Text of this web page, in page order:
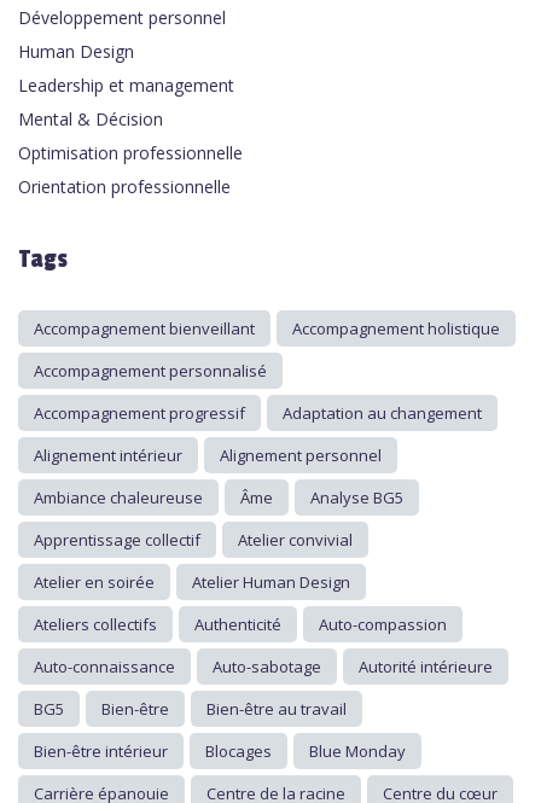
Développement personnel
Human Design
Leadership et management
Mental & Décision
Optimisation professionnelle
Orientation professionnelle
Tags
Accompagnement bienveillant
Accompagnement holistique
Accompagnement personnalisé
Accompagnement progressif
Adaptation au changement
Alignement intérieur
Alignement personnel
Ambiance chaleureuse
Âme
Analyse BG5
Apprentissage collectif
Atelier convivial
Atelier en soirée
Atelier Human Design
Ateliers collectifs
Authenticité
Auto-compassion
Auto-connaissance
Auto-sabotage
Autorité intérieure
BG5
Bien-être
Bien-être au travail
Bien-être intérieur
Blocages
Blue Monday
Carrière épanouie
Centre de la racine Centre du cœur